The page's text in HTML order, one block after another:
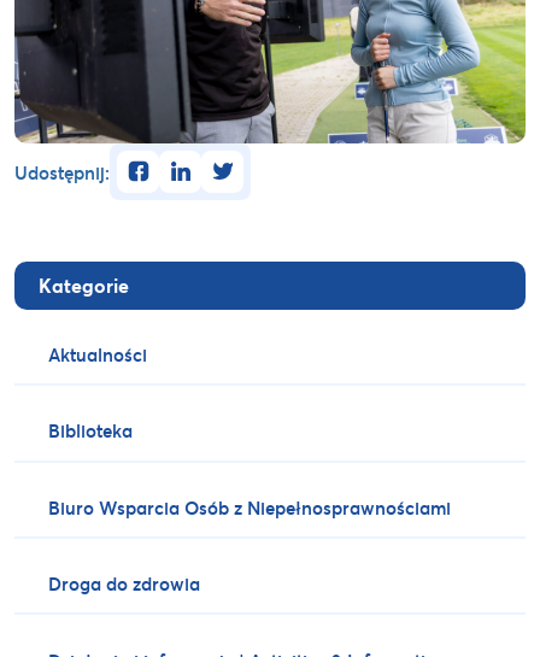
Kategorie
Aktualności
Biblioteka
Biuro Wsparcia Osób z Niepełnosprawnościami
Droga do zdrowia
Udostępnij: facebooklinkedintwitter